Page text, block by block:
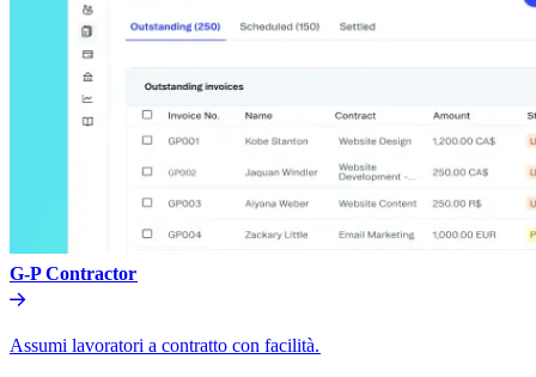
G-P Contractor​​
Assumi lavoratori a contratto con facilità.​​